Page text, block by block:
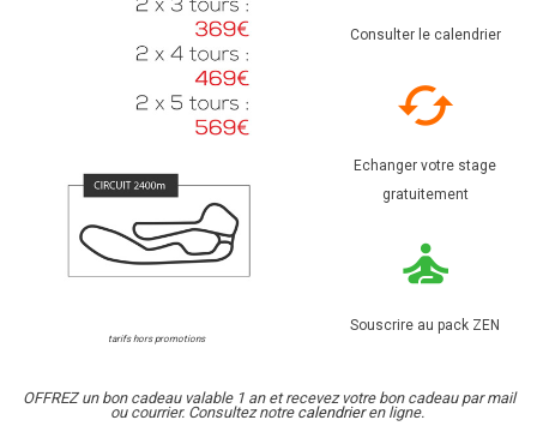
tarifs hors promotions
Consulter le calendrier
Echanger votre stage
gratuitement
Souscrire au pack ZEN
OFFREZ un bon cadeau valable 1 an et recevez votre bon cadeau par mail
ou courrier. Consultez notre calendrieren ligne.